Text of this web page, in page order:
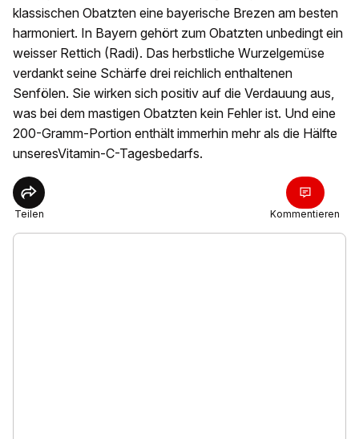
klassischen Obatzten eine bayerische Brezen am besten
harmoniert. In Bayern gehört zum Obatzten unbedingt ein
weisser Rettich (Radi). Das herbstliche Wurzelgemüse
verdankt seine Schärfe drei reichlich enthaltenen
Senfölen. Sie wirken sich positiv auf die Verdauung aus,
was bei dem mastigen Obatzten kein Fehler ist. Und eine
200-Gramm-Portion enthält immerhin mehr als die Hälfte
unseresVitamin-C-Tagesbedarfs.
Teilen Kommentieren